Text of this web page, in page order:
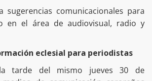
sugerencias comunicacionales para
en el área de audiovisual, radio y
eclesial para periodistas
tarde del mismo jueves 30 de